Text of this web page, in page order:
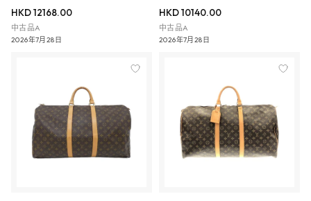
HKD 12168.00
中古品A
2026年7月28日
HKD 10140.00
中古品A
2026年7月28日